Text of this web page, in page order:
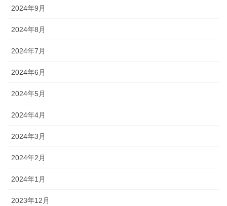
2024年9月
2024年8月
2024年7月
2024年6月
2024年5月
2024年4月
2024年3月
2024年2月
2024年1月
2023年12月